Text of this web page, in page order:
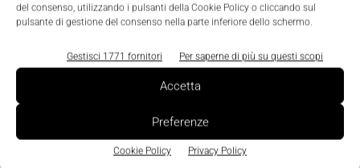
del consenso, utilizzando i pulsanti della Cookie Policy o cliccando sul
pulsante di gestione del consenso nella parte inferiore dello schermo.
Gestisci 1771 fornitori Per saperne di più su questi scopi
Accetta
Preferenze
Cookie Policy Privacy Policy
di Simest